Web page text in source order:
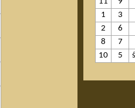
1
3
2
6
8
7
10
5